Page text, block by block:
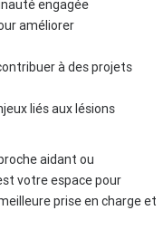
engagée
améliorer
à des projets
liés aux lésions
aidant ou
votre espace pour
prise en charge et